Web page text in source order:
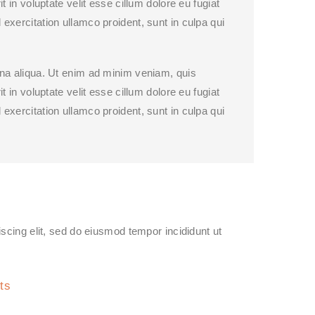
in voluptate velit esse cillum dolore eu fugiat
ullamco proident, sunt in culpa qui
aliqua. Ut enim ad minim veniam, quis
in voluptate velit esse cillum dolore eu fugiat
ullamco proident, sunt in culpa qui
elit, sed do eiusmod tempor incididunt ut